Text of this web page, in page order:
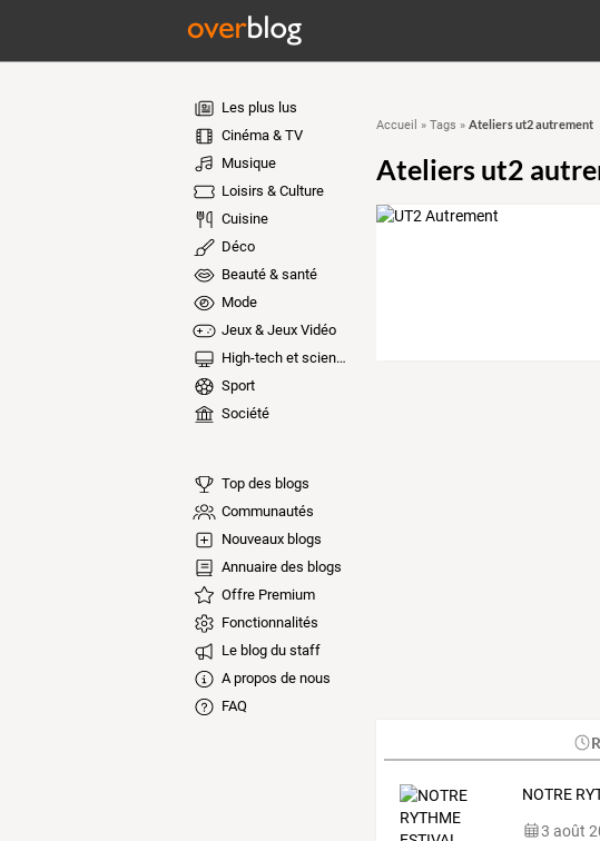
Les plus lus
Cinéma & TV
Musique
Loisirs & Culture
Cuisine
Déco
Beauté & santé
Mode
Jeux & Jeux Vidéo
High-tech et sciences
Sport
Société
Top des blogs
Communautés
Nouveaux blogs
Annuaire des blogs
Offre Premium
Fonctionnalités
Le blog du staff
A propos de nous
FAQ
Accueil » Tags » Ateliers ut2 autrement
Ateliers ut2
NOTRE
3 août